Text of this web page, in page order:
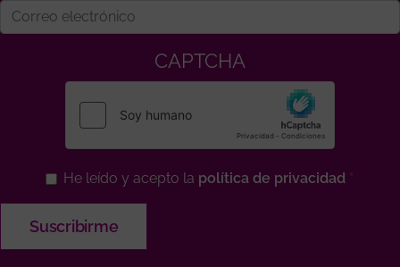
CAPTCHA
He leído y acepto la política de privacidad